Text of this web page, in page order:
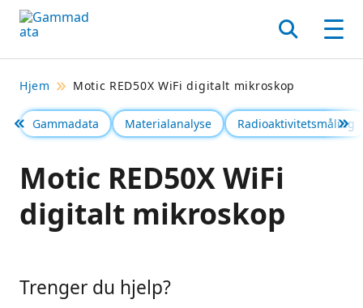
Hopp
til
Søk
Hjem Motic RED50X WiFi digitalt mikroskop
Gammadata Materialanalyse Radioaktivitetsmåling
Föregående Se
Motic RED50X WiFi
digitalt mikroskop
Trenger du hjelp?